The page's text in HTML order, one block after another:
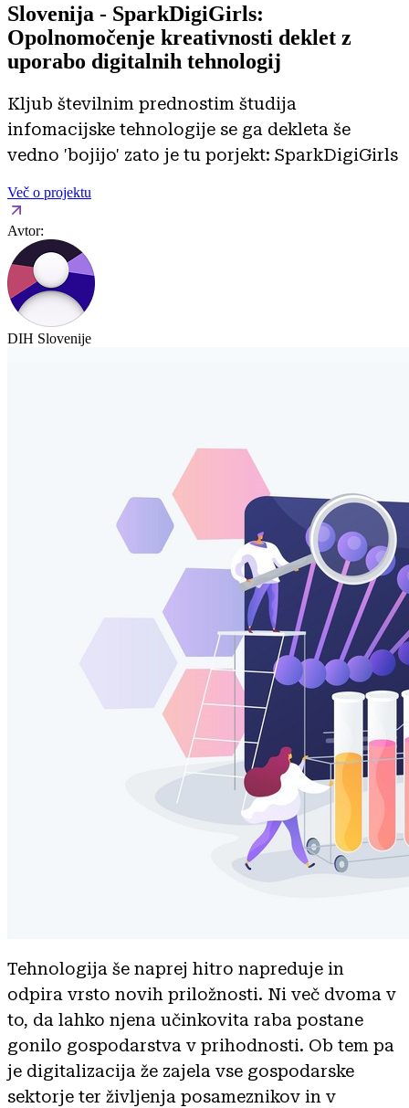
Slovenija - SparkDigiGirls:
Opolnomočenje kreativnosti deklet z
uporabo digitalnih tehnologij
Kljub številnim prednostim študija
infomacijske tehnologije se ga dekleta še
vedno 'bojijo' zato je tu porjekt: SparkDigiGirls
Več o projektu
Avtor:
DIH Slovenije
Tehnologija še naprej hitro napreduje in
odpira vrsto novih priložnosti. Ni več dvoma v
to, da lahko njena učinkovita raba postane
gonilo gospodarstva v prihodnosti. Ob tem pa
je digitalizacija že zajela vse gospodarske
sektorje ter življenja posameznikov in v